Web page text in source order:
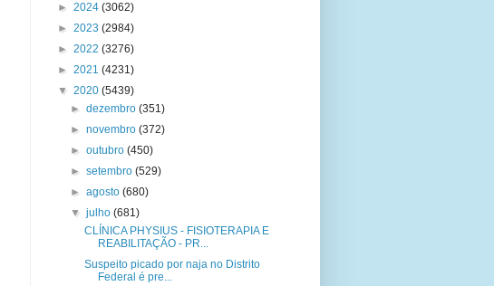
► 2024 (3062)
► 2023 (2984)
► 2022 (3276)
► 2021 (4231)
▼ 2020 (5439)
►dezembro(351)
►novembro(372)
►outubro(450)
►setembro(529)
►agosto(680)
▼julho(681)
CLÍNICA PHYSIUS - FISIOTERAPIA E
REABILITAÇÃO - PR...
Suspeito picado por naja no Distrito
Federal é pre...